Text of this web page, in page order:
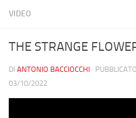
VIDEO
THE STRANGE
DI ANTONIO BACCIOCCHI · PUBBLICATO
03/10/2022